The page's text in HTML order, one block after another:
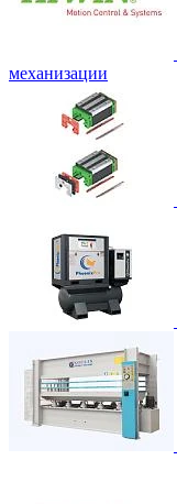
механизации